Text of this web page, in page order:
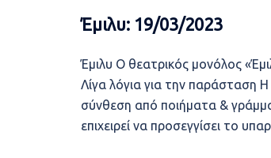
Έμιλυ: 19/03/2023
Έμιλυ Ο θεατρικός μονόλος
Λίγα λόγια για την παράσταση
σύνθεση από ποιήματα &
επιχειρεί να προσεγγίσει το